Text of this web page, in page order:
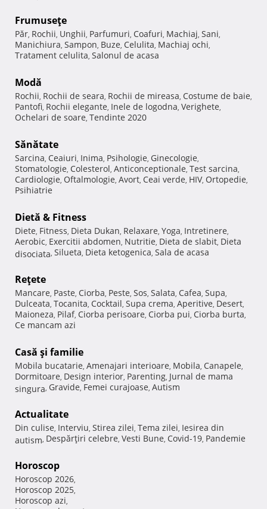
Frumuseţe
Păr, Rochii, Unghii, Parfumuri, Coafuri, Machiaj, Sani,
Manichiura, Sampon, Buze, Celulita, Machiaj ochi,
Tratament celulita, Salonul de acasa
Modă
Rochii, Rochii de seara, Rochii de mireasa, Costume de baie,
Pantofi, Rochii elegante, Inele de logodna, Verighete,
Ochelari de soare, Tendinte 2020
Sănătate
Sarcina, Ceaiuri, Inima, Psihologie, Ginecologie,
Stomatologie, Colesterol, Anticonceptionale, Test sarcina,
Cardiologie, Oftalmologie, Avort, Ceai verde, HIV, Ortopedie,
Psihiatrie
Dietă & Fitness
Diete, Fitness, Dieta Dukan, Relaxare, Yoga, Intretinere,
Aerobic, Exercitii abdomen, Nutritie, Dieta de slabit, Dieta
disociata, Silueta, Dieta ketogenica, Sala de acasa
Reţete
Mancare, Paste, Ciorba, Peste, Sos, Salata, Cafea, Supa,
Dulceata, Tocanita, Cocktail, Supa crema, Aperitive, Desert,
Maioneza, Pilaf, Ciorba perisoare, Ciorba pui, Ciorba burta,
Ce mancam azi
Casă şi familie
Mobila bucatarie, Amenajari interioare, Mobila, Canapele,
Dormitoare, Design interior, Parenting, Jurnal de mama
singura, Gravide, Femei curajoase, Autism
Actualitate
Din culise, Interviu, Stirea zilei, Tema zilei, Iesirea din
autism, Despărţiri celebre, Vesti Bune, Covid-19, Pandemie
Horoscop
Horoscop 2026,
Horoscop 2025,
Horoscop azi,